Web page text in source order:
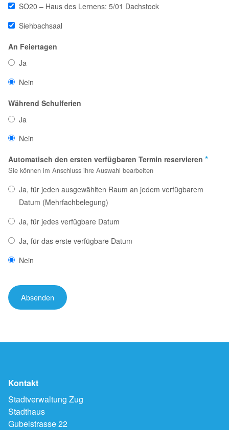
SO20 – Haus des Lernens: 5/01 Dachstock
Siehbachsaal
An Feiertagen
Ja
Nein
Während Schulferien
Ja
Nein
Automatisch den ersten verfügbaren Termin reservieren *
Sie können im Anschluss ihre Auswahl bearbeiten
Ja, für jeden ausgewählten Raum an jedem verfügbarem
Datum (Mehrfachbelegung)
Ja, für jedes verfügbare Datum
Ja, für das erste verfügbare Datum
Nein
Kontakt
Stadtverwaltung Zug
Stadthaus
Gubelstrasse 22